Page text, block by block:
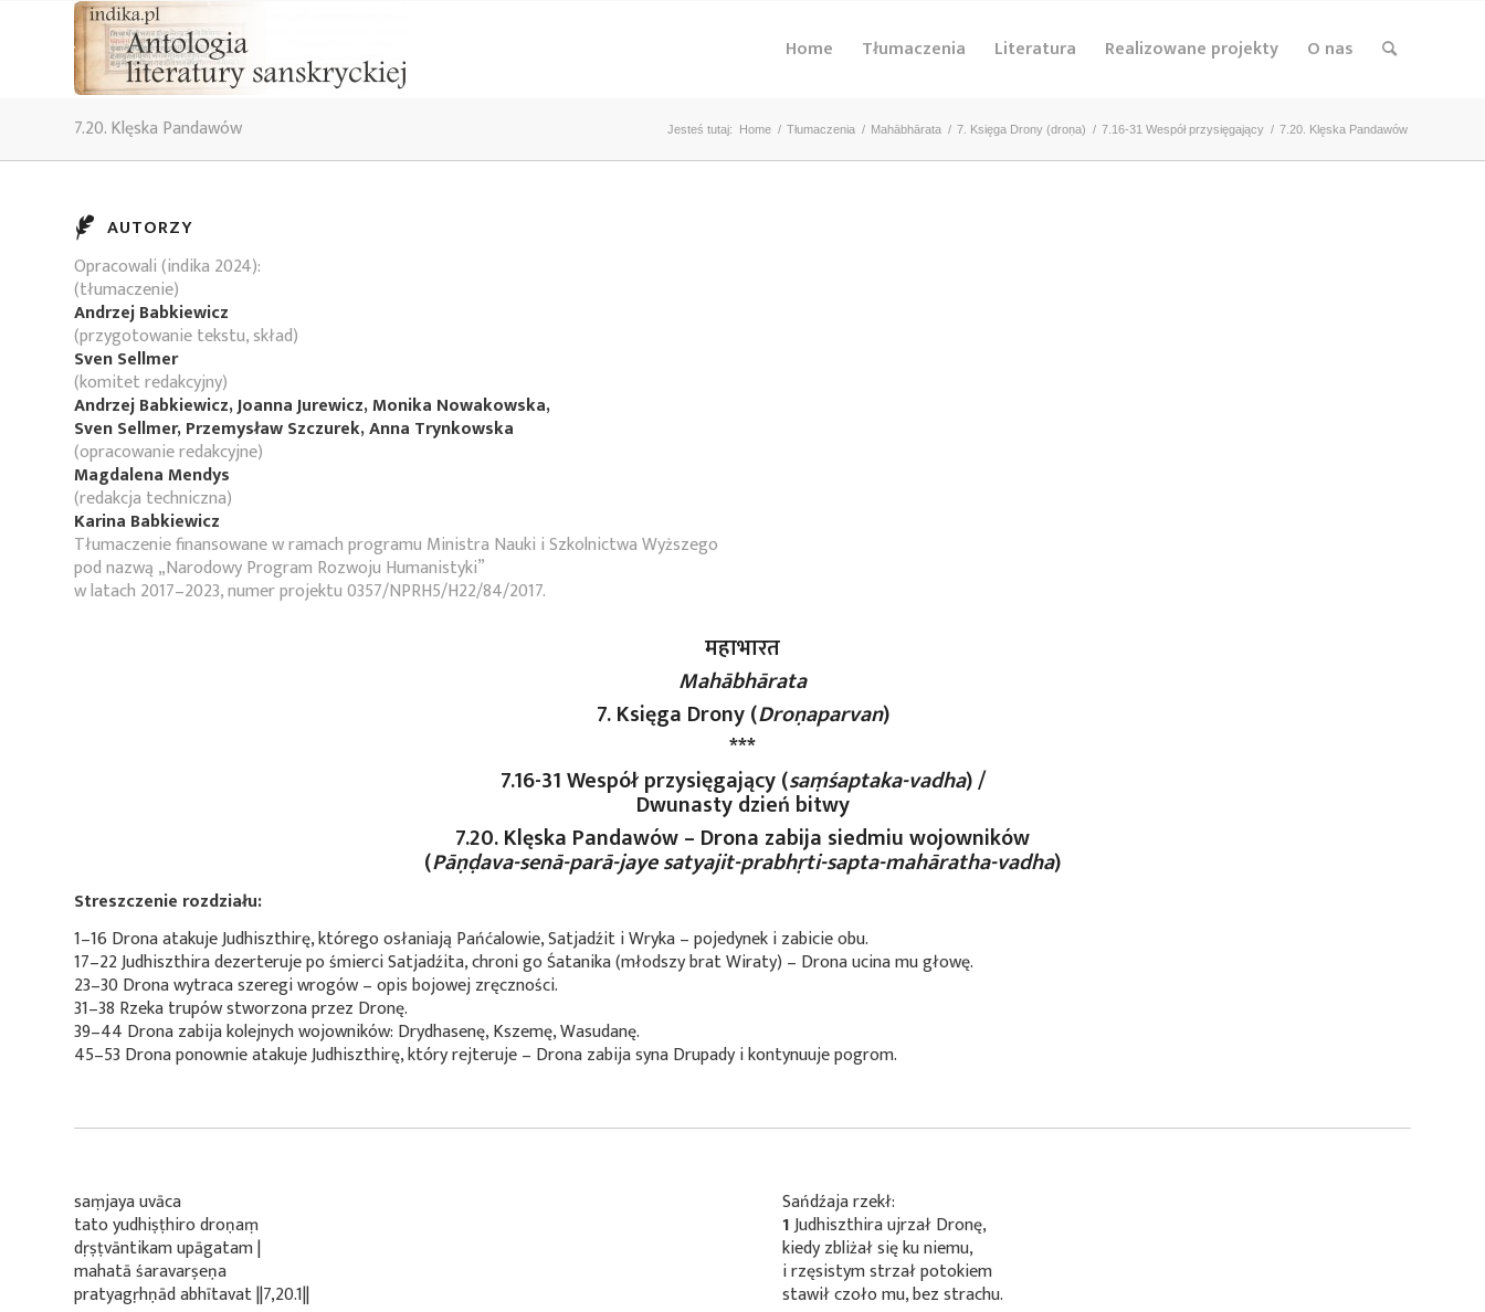
Home Tłumaczenia Literatura Realizowane projekty O nas
7.20. Klęska Pandawów Jesteś tutaj: Home / Tłumaczenia / Mahābhārata / 7. Księga Drony (droṇa) / 7.16-31 Wespół przysięgający / 7.20. Klęska Pandawów
AUTORZY
Opracowali (indika 2024):
(tłumaczenie)
Andrzej Babkiewicz
(przygotowanie tekstu, skład)
Sven Sellmer
(komitet redakcyjny)
Andrzej Babkiewicz, Joanna Jurewicz, Monika Nowakowska,
Sven Sellmer, Przemysław Szczurek, Anna Trynkowska
(opracowanie redakcyjne)
Magdalena Mendys
(redakcja techniczna)
Karina Babkiewicz
Tłumaczenie finansowane w ramach programu Ministra Nauki i Szkolnictwa Wyższego
pod nazwą „Narodowy Program Rozwoju Humanistyki”
w latach 2017–2023, numer projektu 0357/NPRH5/H22/84/2017.
महाभारत
Mahābhārata
7. Księga Drony (Droṇaparvan)
***
7.16-31 Wespół przysięgający (saṃśaptaka-vadha) /
Dwunasty dzień bitwy
7.20. Klęska Pandawów – Drona zabija siedmiu wojowników
(Pāṇḍava-senā-parā-jaye satyajit-prabhṛti-sapta-mahāratha-vadha)
Streszczenie rozdziału:
1–16 Drona atakuje Judhiszthirę, którego osłaniają Pańćalowie, Satjadźit i Wryka – pojedynek i zabicie obu.
17–22 Judhiszthira dezerteruje po śmierci Satjadźita, chroni go Śatanika (młodszy brat Wiraty) – Drona ucina mu głowę.
23–30 Drona wytraca szeregi wrogów – opis bojowej zręczności.
31–38 Rzeka trupów stworzona przez Dronę.
39–44 Drona zabija kolejnych wojowników: Drydhasenę, Kszemę, Wasudanę.
45–53 Drona ponownie atakuje Judhiszthirę, który rejteruje – Drona zabija syna Drupady i kontynuuje pogrom.
saṃjaya uvāca
tato yudhiṣṭhiro droṇaṃ
dṛṣṭvāntikam upāgatam |
mahatā śaravarṣeṇa
pratyagṛhṇād abhītavat ||7,20.1||
Sańdźaja rzekł:
1Judhiszthira ujrzał Dronę,
kiedy zbliżał się ku niemu,
i rzęsistym strzał potokiem
stawił czoło mu, bez strachu.